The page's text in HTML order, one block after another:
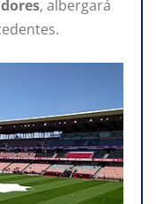
, albergará